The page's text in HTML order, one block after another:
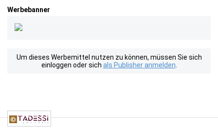
Werbebanner
Um dieses Werbemittel nutzen zu können, müssen Sie sich
einloggen oder sich als Publisher anmelden